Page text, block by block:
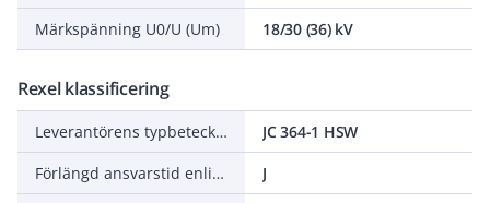
Märkspänning U0/U (Um)
18/30 (36) kV
Rexel klassificering
Leverantörens typbeteckning
JC 364-1 HSW
Förlängd ansvarstid enligt ALEM-09
J